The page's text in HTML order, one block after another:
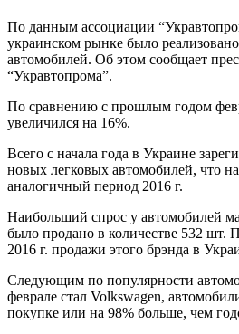
По данным ассоциации
украинском рынке было
автомобилей. Об этом сообщает
“Укравтопрома”.
По сравнению с прошлым годом
увеличился на 16%.
Всего с начала года в Украине
новых легковых автомобилей, что
аналогичный период 2016 г.
Наибольший спрос у автомобилей
было продано в количестве 532 шт.
2016 г. продажи этого брэнда в
Следующим по популярности
феврале стал Volkswagen,
покупке или на 98% больше, чем